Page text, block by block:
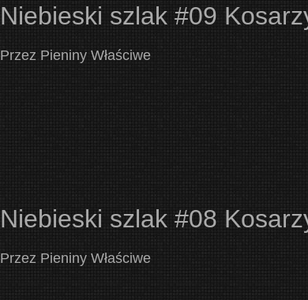
Niebieski szlak #09
Przez Pieniny Właściwe
Niebieski szlak #08
Przez Pieniny Właściwe